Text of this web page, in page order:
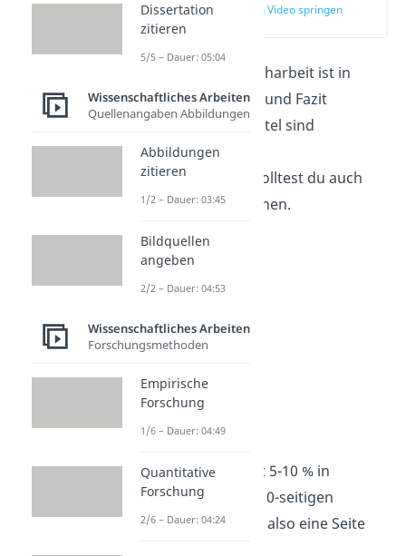
zur Stelle im Video springen
Der Inhalt deiner Facharbeit ist in
Einleitung, Hauptteil und Fazit
unterteilt. Diese Kapitel sind
unterschiedlich lang.
Dementsprechend solltest du auch
deine Arbeitszeit planen.
Einleitung
Die Einleitung nimmt 5-10 % in
Anspruch. Bei einer 10-seitigen
Facharbeit macht sie also eine Seite
Dissertation
zitieren
5/5 – Dauer: 05:04
Wissenschaftliches Arbeiten
Quellenangaben Abbildungen
Abbildungen
zitieren
1/2 – Dauer: 03:45
Bildquellen
angeben
2/2 – Dauer: 04:53
Wissenschaftliches Arbeiten
Forschungsmethoden
Empirische
Forschung
1/6 – Dauer: 04:49
Quantitative
Forschung
2/6 – Dauer: 04:24